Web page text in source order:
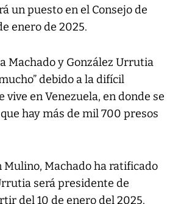
un puesto en el Consejo de
enero de 2025.
Machado y González Urrutia
debido a la difícil
vive en Venezuela, en donde se
hay más de mil 700 presos
Mulino, Machado ha ratificado
será presidente de
del 10 de enero del 2025.